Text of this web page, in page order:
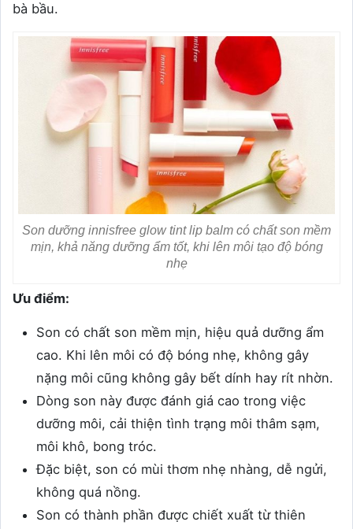
bà bầu.
Son dưỡng innisfree glow tint lip balm có chất son mềm
mịn, khả năng dưỡng ẩm tốt, khi lên môi tạo độ bóng
nhẹ
Ưu điểm:
Son có chất son mềm mịn, hiệu quả dưỡng ẩm
cao. Khi lên môi có độ bóng nhẹ, không gây
nặng môi cũng không gây bết dính hay rít nhờn.
Dòng son này được đánh giá cao trong việc
dưỡng môi, cải thiện tình trạng môi thâm sạm,
môi khô, bong tróc.
Đặc biệt, son có mùi thơm nhẹ nhàng, dễ ngửi,
không quá nồng.
Son có thành phần được chiết xuất từ thiên